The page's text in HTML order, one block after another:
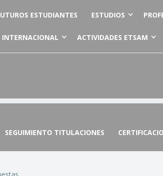
ESTUDIANTES ESTUDIOS
INTERNACIONAL ACTIVIDADES ETSAM
SEGUIMIENTO TITULACIONES